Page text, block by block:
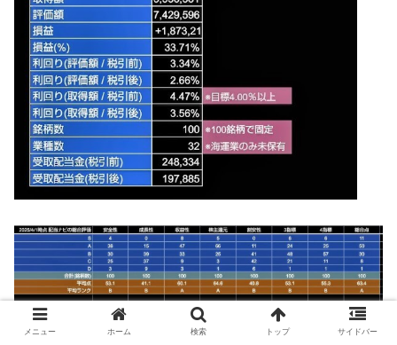
メニュー ホーム 検索 トップ サイドバー